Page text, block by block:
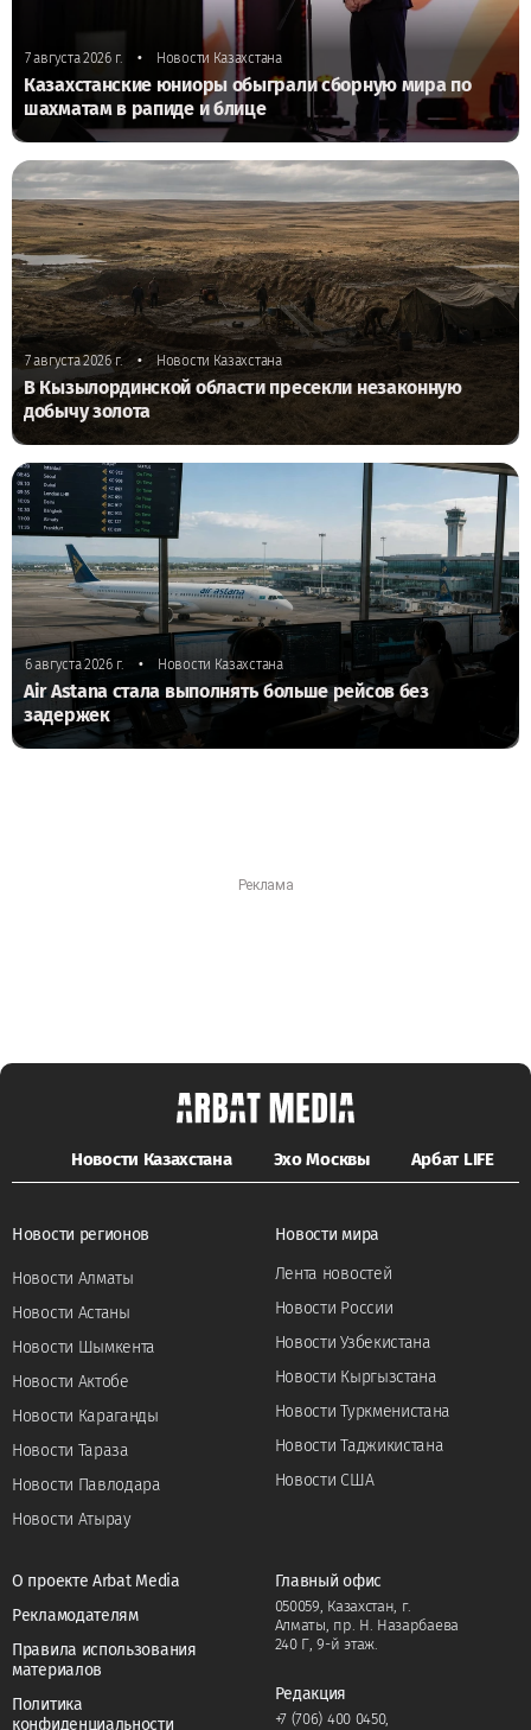
7 августа 2026 г. • Новости Казахстана
Казахстанские юниоры обыграли сборную мира по
шахматам в рапиде и блице
7 августа 2026 г. • Новости Казахстана
В Кызылординской области пресекли незаконную
добычу золота
6 августа 2026 г. • Новости Казахстана
Air Astana стала выполнять больше рейсов без
задержек
Новости Казахстана Эхо Москвы Арбат LIFE
Новости регионов
Новости Алматы
Новости Астаны
Новости Шымкента
Новости Актобе
Новости Караганды
Новости Тараза
Новости Павлодара
Новости Атырау
Новости мира
Лента новостей
Новости России
Новости Узбекистана
Новости Кыргызстана
Новости Туркменистана
Новости Таджикистана
Новости США
О проекте Arbat Media
Рекламодателям
Правила использования
материалов
Политика
конфиденциальности
Главный офис
050059, Казахстан, г.
Алматы, пр. Н. Назарбаева
240 Г, 9-й этаж.
Редакция
+7 (706) 400 0450,